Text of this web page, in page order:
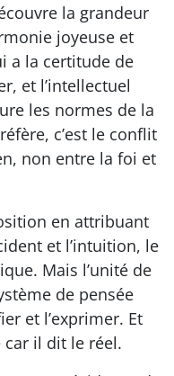
la grandeur
joyeuse et
a la certitude de
et l’intellectuel
les normes de la
c’est le conflit
non entre la foi et
en attribuant
et l’intuition, le
Mais l’unité de
de pensée
et l’exprimer. Et
car il dit le réel.